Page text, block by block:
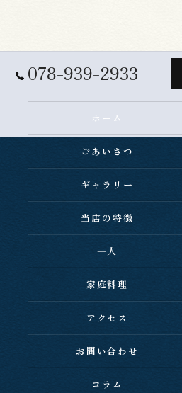
078-939-2933
ホーム
ごあいさつ
ギャラリー
当店の特徴
一人
家庭料理
アクセス
お問い合わせ
コラム